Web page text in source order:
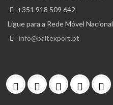
+351 918 509 642
Ligue para a Rede Móvel Nacional
info@baltexport.pt